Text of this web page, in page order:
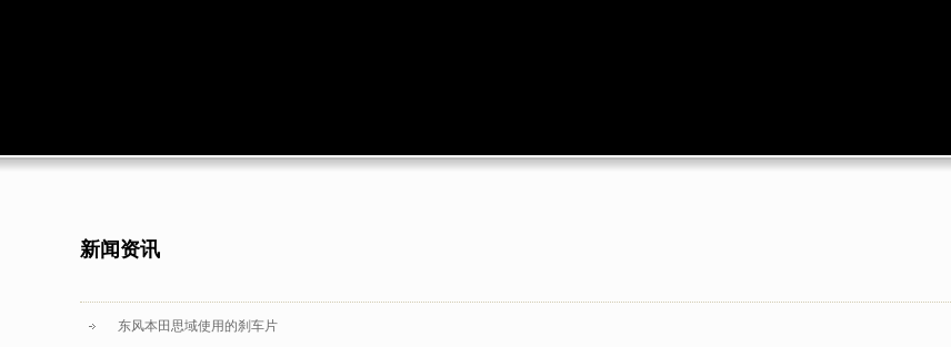
新闻资讯
东风本田思域使用的刹车片